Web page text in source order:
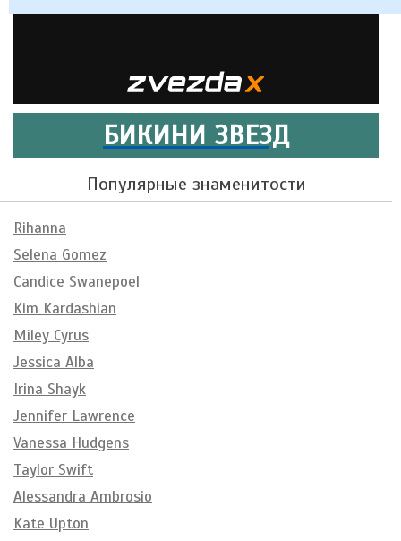
БИКИНИ ЗВЕЗД
Популярные знаменитости
Rihanna
Selena Gomez
Candice Swanepoel
Kim Kardashian
Miley Cyrus
Jessica Alba
Irina Shayk
Jennifer Lawrence
Vanessa Hudgens
Taylor Swift
Alessandra Ambrosio
Kate Upton